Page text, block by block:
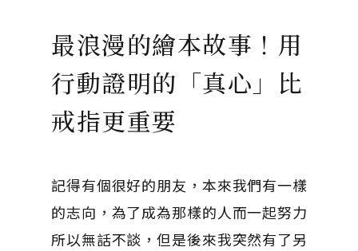
最浪漫的繪本故事！用
行動證明的「真心」比
戒指更重要
記得有個很好的朋友，本來我們有一樣
的志向，為了成為那樣的人而一起努力
所以無話不談，但是後來我突然有了另